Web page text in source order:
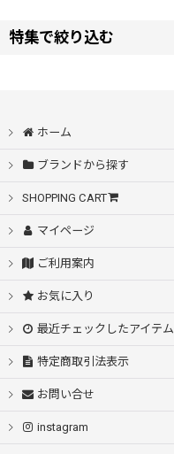
特集で絞り込む
アウター
シャツ
スウェット・パーカー
ボトムス
ホーム
ブランドから探す
SHOPPING CART
マイページ
ご利用案内
お気に入り
最近チェックしたアイテム
特定商取引法表示
お問い合せ
instagram